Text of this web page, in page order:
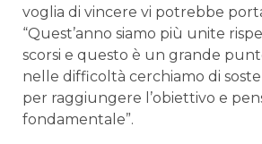
voglia di vincere vi potrebbe
“Quest’anno siamo più unite
scorsi e questo è un grande
nelle difficoltà cerchiamo di
per raggiungere l’obiettivo e
fondamentale”.